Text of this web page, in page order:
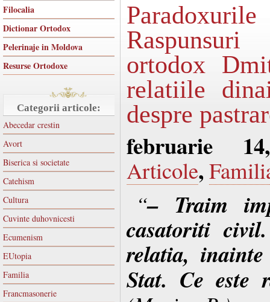
Filocalia
Dictionar Ortodox
Pelerinaje in Moldova
Resurse Ortodoxe
Categorii articole:
Abecedar crestin
Avort
Biserica si societate
Catehism
Cultura
Cuvinte duhovnicesti
Ecumenism
EUtopia
Familia
Francmasonerie
ortodox
relatiile
despre
februarie
Articole,
“– Traim
casatoriti
relatia,
Stat. Ce es­te